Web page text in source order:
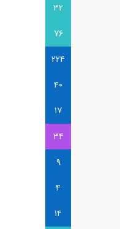
32
76
224
40
17
34
9
4
14